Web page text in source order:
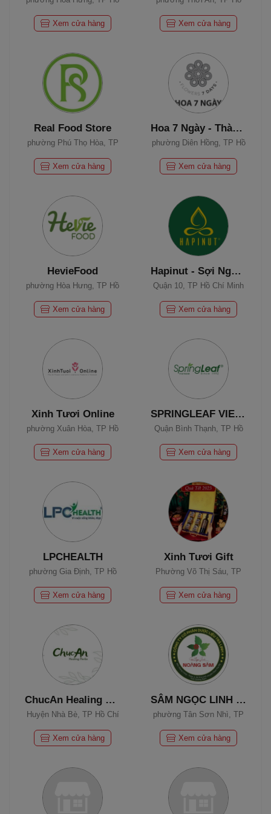
Xem cửa hàng
Xem cửa hàng
Real Food Store
phường Phú Thọ Hòa, TP
Xem cửa hàng
Hoa 7 Ngày - Thành Thái
phường Diên Hồng, TP Hồ
Xem cửa hàng
HevieFood
phường Hòa Hưng, TP Hồ
Xem cửa hàng
Hapinut - Sợi Ngọc Xứ Quảng
Quận 10, TP Hồ Chí Minh
Xem cửa hàng
Xinh Tươi Online
phường Xuân Hòa, TP Hồ
Xem cửa hàng
SPRINGLEAF VIETNAM
Quận Bình Thạnh, TP Hồ
Xem cửa hàng
LPCHEALTH
phường Gia Định, TP Hồ
Xem cửa hàng
Xinh Tươi Gift
Phường Võ Thị Sáu, TP
Xem cửa hàng
ChucAn Healing Herbs - Gối Chườm Thảo Dược
Huyện Nhà Bè, TP Hồ Chí
Xem cửa hàng
SÂM NGỌC LINH NAM TRÀ MY
phường Tân Sơn Nhì, TP
Xem cửa hàng